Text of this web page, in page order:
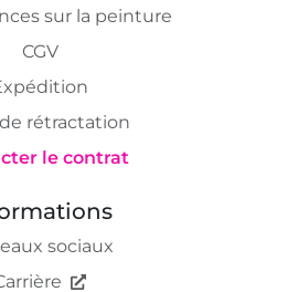
sur la peinture
CGV
rétractation
le contrat
sociaux